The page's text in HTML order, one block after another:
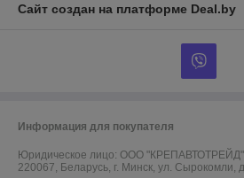
Сайт создан на платформе Deal.by
Информация для покупателя
Юридическое лицо: ООО "КРЕПАВТОТРЕЙД"
220067, Беларусь, г. Минск, ул. Сырокомли,